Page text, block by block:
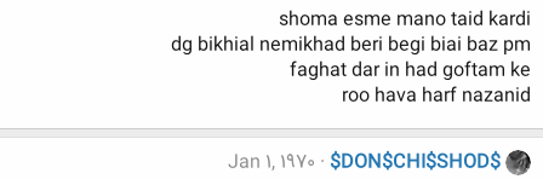
shoma esme mano taid kardi
dg bikhial nemikhad beri begi biai baz pm
faghat dar in had goftam ke
roo hava harf nazanid
$DON$CHI$SHOD$
Jan 1, 1970